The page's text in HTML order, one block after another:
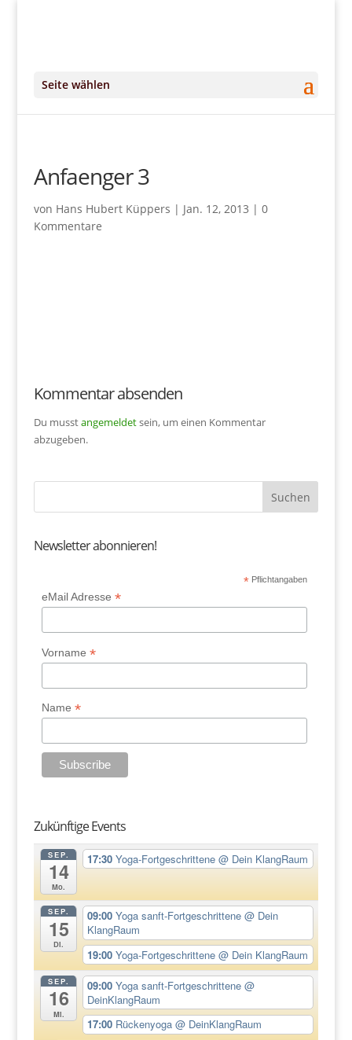
Seite wählen
Anfaenger 3
von Hans Hubert Küppers | Jan. 12, 2013 | 0
Kommentare
Kommentar absenden
Du musstangemeldetsein, um einen Kommentar
abzugeben.
Newsletter abonnieren!
* Pflichtangaben
eMail Adresse*
Vorname*
Name*
Zukünftige Events
SEP.
14
Mo.
17:30Yoga-Fortgeschrittene@ Dein KlangRaum
SEP.
15
Di.
09:00Yoga sanft-Fortgeschrittene@ Dein
KlangRaum
19:00Yoga-Fortgeschrittene@ Dein KlangRaum
SEP.
16
Mi.
09:00Yoga sanft-Fortgeschrittene@
DeinKlangRaum
17:00 Rückenyoga@ DeinKlangRaum